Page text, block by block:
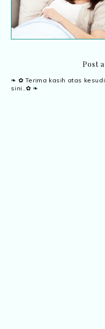
Post
❧ ✿ Terima kasih atas
sini..✿ ❧